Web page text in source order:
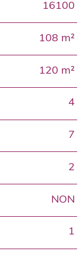
16100
108 m²
120 m²
4
7
2
NON
1